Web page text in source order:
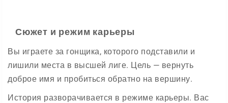
Сюжет и режим карьеры
Вы играете за гонщика, которого подставили и
лишили места в высшей лиге. Цель — вернуть
доброе имя и пробиться обратно на вершину.
История разворачивается в режиме карьеры. Вас